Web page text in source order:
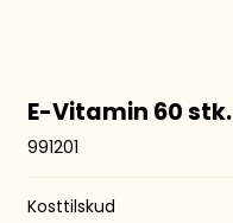
E-Vitamin 60
991201
Kosttilskud